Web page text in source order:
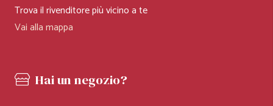
Trova il rivenditore più vicino a te
Vai alla mappa
Hai un negozio?